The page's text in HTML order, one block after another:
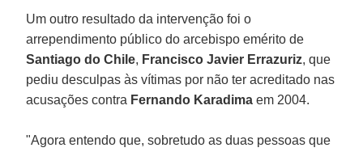
Um outro resultado da intervenção foi o
arrependimento público do arcebispo emérito de
Santiago do Chile, Francisco Javier Errazuriz, que
pediu desculpas às vítimas por não ter acreditado nas
acusações contra Fernando Karadimaem 2004.
"Agora entendo que, sobretudo as duas pessoas que